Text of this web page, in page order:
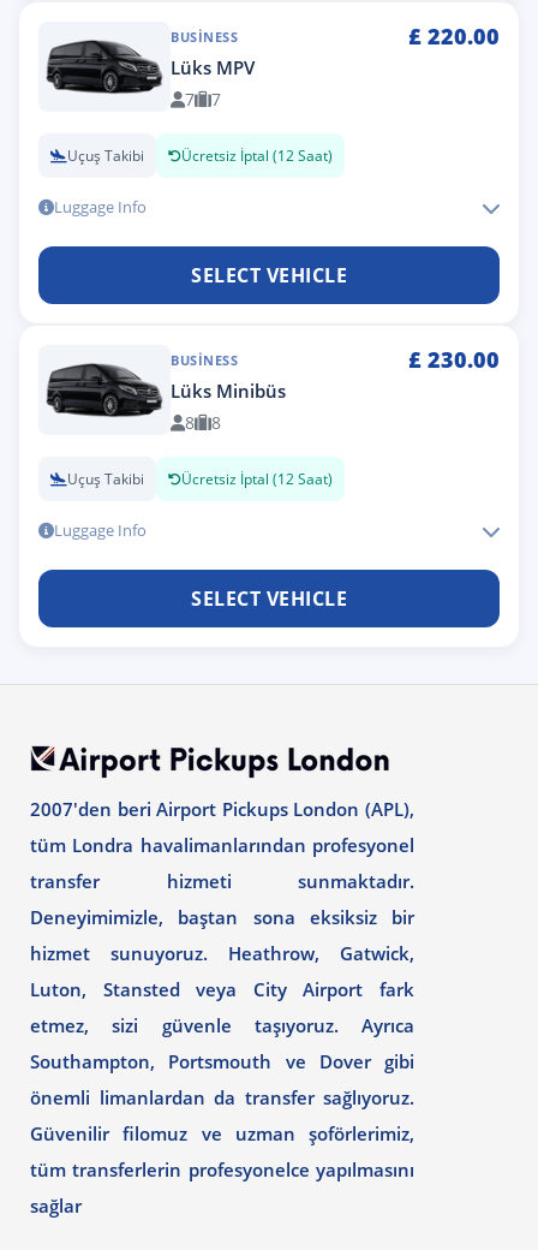
BUSINESS £ 220.00
Lüks MPV
7 7
Uçuş Takibi Ücretsiz İptal (12 Saat)
Luggage Info
SELECT VEHICLE
BUSINESS £ 230.00
Lüks Minibüs
8 8
Uçuş Takibi Ücretsiz İptal (12 Saat)
Luggage Info
SELECT VEHICLE
2007'den beri Airport Pickups London (APL),
tüm Londra havalimanlarından profesyonel
transfer hizmeti sunmaktadır.
Deneyimimizle, baştan sona eksiksiz bir
hizmet sunuyoruz. Heathrow, Gatwick,
Luton, Stansted veya City Airport fark
etmez, sizi güvenle taşıyoruz. Ayrıca
Southampton, Portsmouth ve Dover gibi
önemli limanlardan da transfer sağlıyoruz.
Güvenilir filomuz ve uzman şoförlerimiz,
tüm transferlerin profesyonelce yapılmasını
sağlar